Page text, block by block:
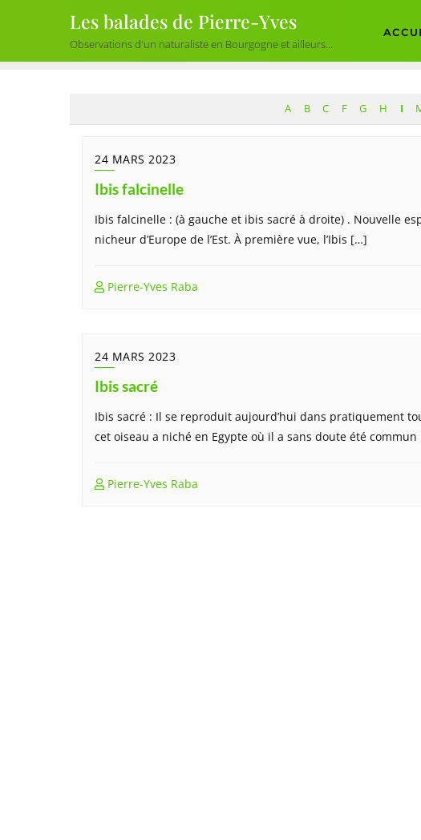
Les balades de Pierre-Yves
Observations d'un naturaliste en Bourgogne et ailleurs...
A B C F G H I
24 MARS 2023
Ibis falcinelle
Ibis falcinelle : (à gauche et ibis sacré à droite) . Nouvelle
nicheur d’Europe de l’Est. À première vue, l’Ibis […]
Pierre-Yves Raba
24 MARS 2023
Ibis sacré
Ibis sacré : Il se reproduit aujourd’hui dans pratiquement
cet oiseau a niché en Egypte où il a sans doute été
Pierre-Yves Raba